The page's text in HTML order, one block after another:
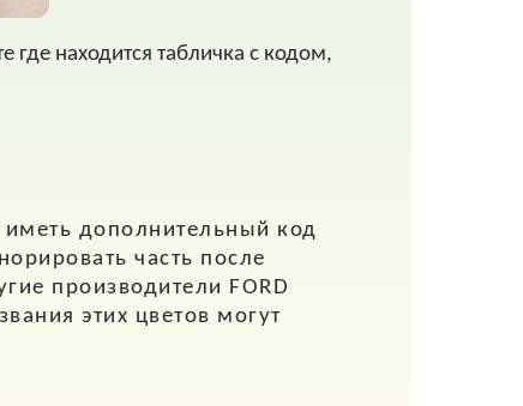
где находится табличка с кодом,
дополнительный код
часть после
производители FORD
этих цветов могут